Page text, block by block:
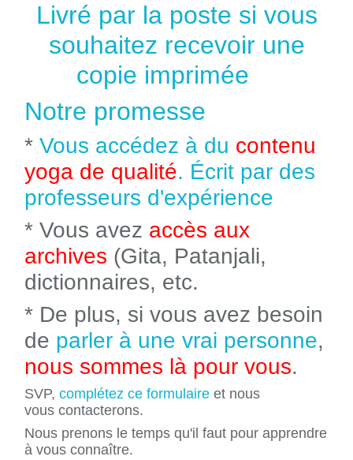
Livré par la poste si vous
souhaitez recevoir une
copie imprimée
Notre promesse
* Vous accédez à du contenu
yoga de qualité. Écrit par des
professeurs d'expérience
* Vous avez accès aux
archives (Gita, Patanjali,
dictionnaires, etc.
* De plus, si vous avez besoin
de parler à une vrai personne,
nous sommes là pour vous.
SVP, complétez ce formulaire et nous
vous contacterons.
Nous prenons le temps qu'il faut pour apprendre
à vous connaître.